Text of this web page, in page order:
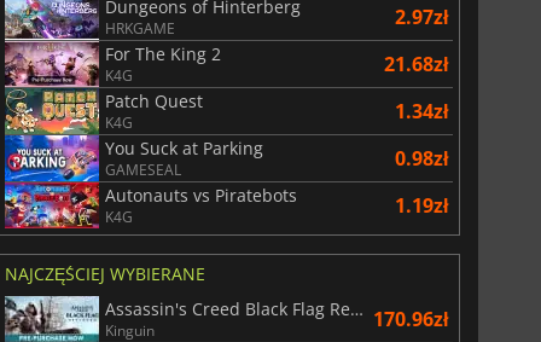
Dungeons of Hinterberg
HRKGAME 2.97zł
For The King 2
K4G 21.68zł
Patch Quest
K4G 1.34zł
You Suck at Parking
GAMESEAL 0.98zł
Autonauts vs Piratebots
K4G 1.19zł
NAJCZĘŚCIEJ WYBIERANE
Assassin's Creed Black Flag Resynced
Kinguin 170.96zł